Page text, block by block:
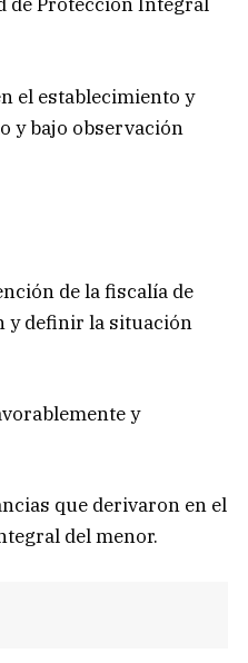
el establecimiento y
y bajo observación
de la fiscalía de
y definir la situación
y
que derivaron en el
del menor.